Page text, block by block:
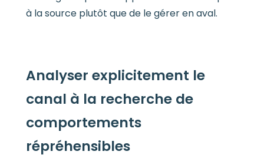
à la source plutôt que de le gérer en aval.
Analyser explicitement le
canal à la recherche de
comportements
répréhensibles